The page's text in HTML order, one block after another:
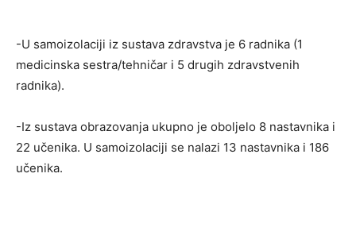
-U samoizolaciji iz sustava zdravstva je 6 radnika (1
medicinska sestra/tehničar i 5 drugih zdravstvenih
radnika).
-Iz sustava obrazovanja ukupno je oboljelo 8 nastavnika i
22 učenika. U samoizolaciji se nalazi 13 nastavnika i 186
učenika.